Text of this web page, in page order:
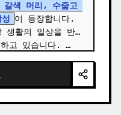
갈색 머리, 수줍고
이 등장합니다.
활의 일상을 반영
고 있습니다. …